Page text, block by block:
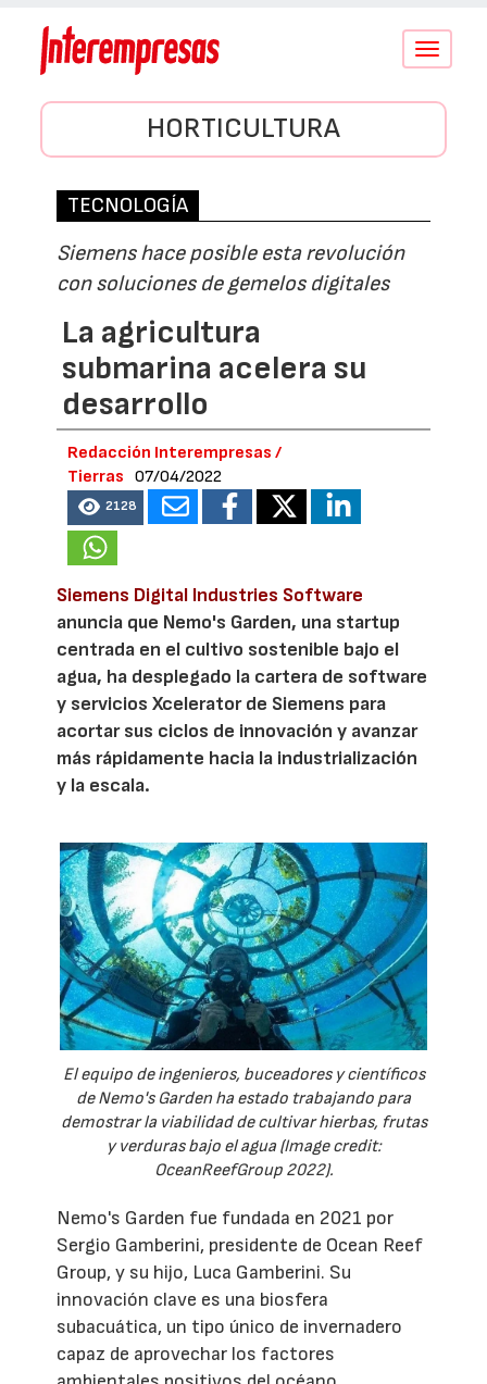
Conmutar
HORTICULTURA
TECNOLOGÍA
Siemens hace posible esta revolución
con soluciones de gemelos digitales
La agricultura
submarina acelera su
desarrollo
Redacción Interempresas /
Tierras
07/04/2022
2128
Siemens Digital Industries Software
anuncia que Nemo's Garden, una startup
centrada en el cultivo sostenible bajo el
agua, ha desplegado la cartera de software
y servicios Xcelerator de Siemens para
acortar sus ciclos de innovación y avanzar
más rápidamente hacia la industrialización
y la escala.
El equipo de ingenieros, buceadores y científicos
de Nemo's Garden ha estado trabajando para
demostrar la viabilidad de cultivar hierbas, frutas
y verduras bajo el agua (Image credit:
OceanReefGroup 2022).
Nemo's Garden fue fundada en 2021 por
Sergio Gamberini, presidente de Ocean Reef
Group, y su hijo, Luca Gamberini. Su
innovación clave es una biosfera
subacuática, un tipo único de invernadero
capaz de aprovechar los factores